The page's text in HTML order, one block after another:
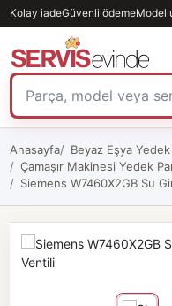
Kolay iadeGüvenli ödemeModel
Anasayfa
Beyaz Eşya Yedek
Çamaşır Makinesi Yedek
Siemens W7460X2GB Su